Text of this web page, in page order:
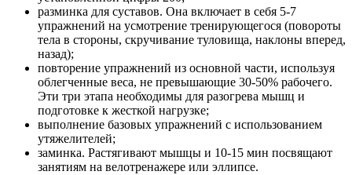
разминка для суставов. Она включает в себя 5-7
упражнений на усмотрение тренирующегося (повороты
тела в стороны, скручивание туловища, наклоны вперед,
назад);
повторение упражнений из основной части, используя
облегченные веса, не превышающие 30-50% рабочего.
Эти три этапа необходимы для разогрева мышц и
подготовке к жесткой нагрузке;
выполнение базовых упражнений с использованием
утяжелителей;
заминка. Растягивают мышцы и 10-15 мин посвящают
занятиям на велотренажере или эллипсе.